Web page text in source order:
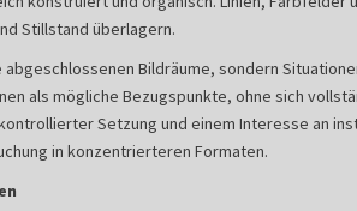
Stillstand überlagern.
Bildräume, sondern
als mögliche Bezugspunkte, ohne sich
Setzung und einem Interesse an
in konzentrierteren Formaten.